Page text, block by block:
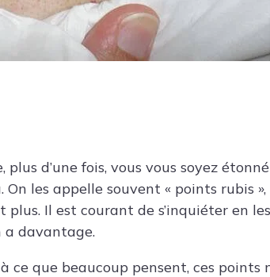
plus d’une fois, vous vous soyez
On les appelle souvent « points rubis
plus. Il est courant de s’inquiéter en
a davantage.
ce que beaucoup pensent, ces points